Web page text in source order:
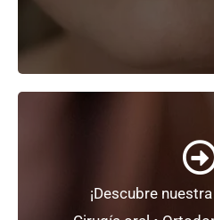
¡Descubre
+